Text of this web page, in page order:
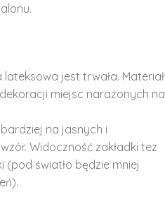
jest trwała. Materiał
miejsc narażonych na
na jasnych i
Widoczność zakładki tez
(pod światło będzie mniej